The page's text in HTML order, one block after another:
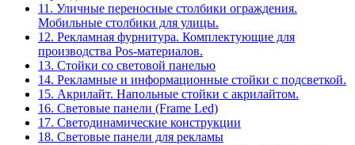
11. Уличные переносные столбики ограждения.
Мобильные столбики для улицы.
12. Рекламная фурнитура. Комплектующие для
производства Pos-материалов.
13. Стойки со световой панелью
14. Рекламные и информационные стойки с подсветкой.
15. Акрилайт. Напольные стойки с акрилайтом.
16. Световые панели (Frame Led)
17. Светодинамические конструкции
18. Световые панели для рекламы